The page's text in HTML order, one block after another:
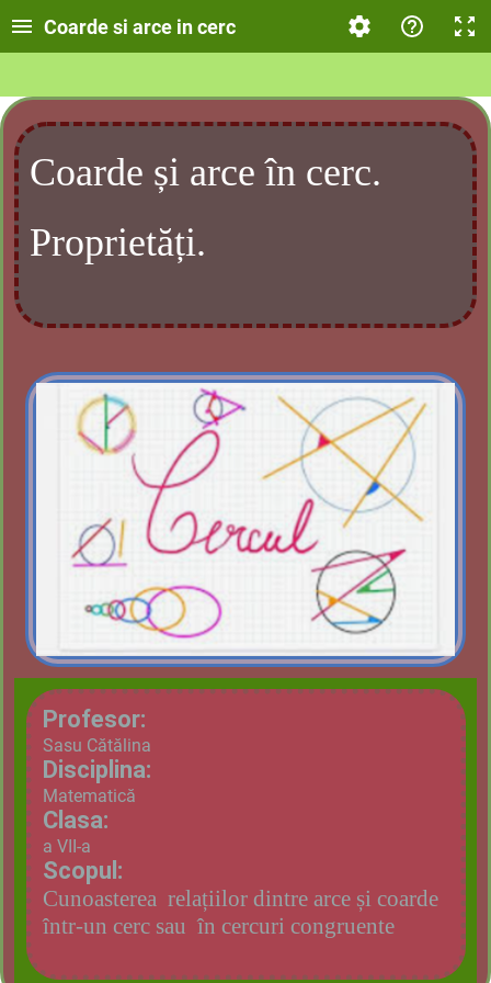
Coarde si arce in cerc
Coarde și arce în cerc.
Proprietăți.
Profesor:
Sasu Cătălina
Disciplina:
Matematică
Clasa:
a VII-a
Scopul:
Cunoasterea relațiilor dintre arce și coarde
într-un cerc sau în cercuri congruente